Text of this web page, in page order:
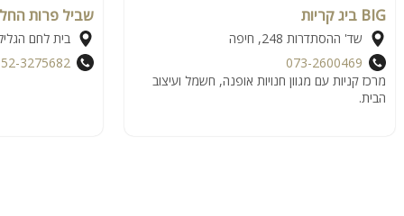
BIG ביג קריות
שד' ההסתדרות 248, חיפה
073-2600469
מרכז קניות עם מגוון חנויות אופנה, חשמל ועיצוב
הבית.
שביל פרות
בית לחם
3275682